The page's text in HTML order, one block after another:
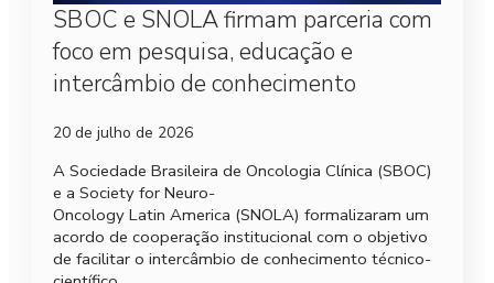
SBOC e SNOLA firmam parceria com
foco em pesquisa, educação e
intercâmbio de conhecimento
20 de julho de 2026
A Sociedade Brasileira de Oncologia Clínica (SBOC)
e a Society for Neuro-
Oncology Latin America (SNOLA) formalizaram um
acordo de cooperação institucional com o objetivo
de facilitar o intercâmbio de conhecimento técnico-